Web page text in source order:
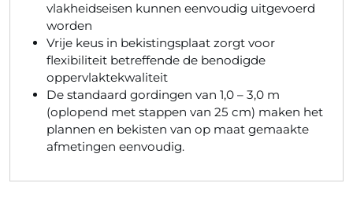
vlakheidseisen kunnen eenvoudig uitgevoerd
worden
Vrije keus in bekistingsplaat zorgt voor
flexibiliteit betreffende de benodigde
oppervlaktekwaliteit
De standaard gordingen van 1,0 – 3,0 m
(oplopend met stappen van 25 cm) maken het
plannen en bekisten van op maat gemaakte
afmetingen eenvoudig.